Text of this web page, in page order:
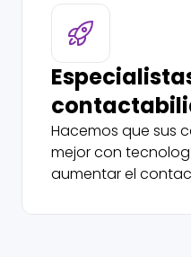
Hacemos que sus
mejor con
aumentar el